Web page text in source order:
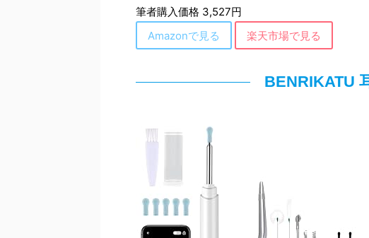
筆者購入価格 3,527円
Amazonで見る
楽天市場で見る
BENRIKATU